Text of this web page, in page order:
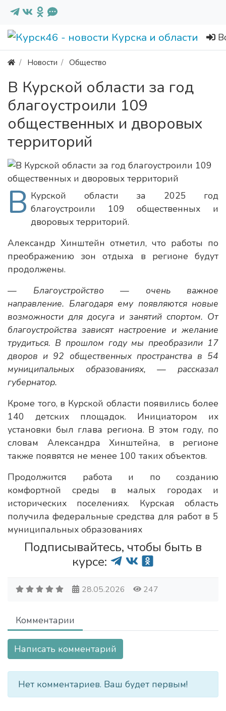
Новости Общество
В Курской области за год
благоустроили 109
общественных и дворовых
территорий
В Курской области за 2025 год
благоустроили 109 общественных и
дворовых территорий.
Александр Хинштейн отметил, что работы по
преображению зон отдыха в регионе будут
продолжены.
— Благоустройство — очень важное
направление. Благодаря ему появляются новые
возможности для досуга и занятий спортом. От
благоустройства зависят настроение и желание
трудиться. В прошлом году мы преобразили 17
дворов и 92 общественных пространства в 54
муниципальных образованиях, — рассказал
губернатор.
Кроме того, в Курской области появились более
140 детских площадок. Инициатором их
установки был глава региона. В этом году, по
словам Александра Хинштейна, в регионе
также появятся не менее 100 таких объектов.
Продолжится работа и по созданию
комфортной среды в малых городах и
исторических поселениях. Курская область
получила федеральные средства для работ в 5
муниципальных образованиях
Подписывайтесь, чтобы быть в
курсе:
28.05.2026 247
Комментарии
Написать комментарий
Нет комментариев. Ваш будет первым!